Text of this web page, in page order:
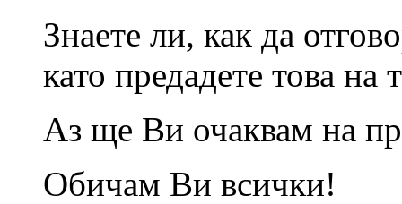
Знаете ли, как да
като предадете това
Аз ще Ви очаквам на
Обичам Ви всички!